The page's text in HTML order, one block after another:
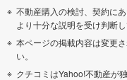
不動産購入の検討、契約に
より十分な説明を受け判断し
本ページの掲載内容は変更
い。
クチコミはYahoo!不動産が